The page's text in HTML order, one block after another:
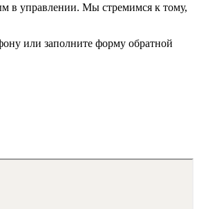
в управлении. Мы стремимся к тому,
или заполните форму обратной